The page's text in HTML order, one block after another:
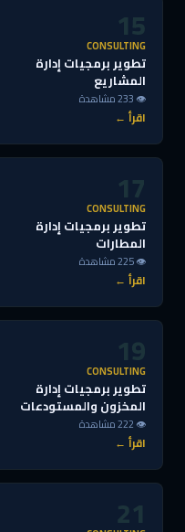
15
CONSULTING
تطوير برمجيات إدارة
المشاريع
👁 233 مشاهدة
اقرأ ←
17
CONSULTING
تطوير برمجيات إدارة
المطارات
👁 225 مشاهدة
اقرأ ←
19
CONSULTING
تطوير برمجيات إدارة
المخزون والمستودعات
👁 222 مشاهدة
اقرأ ←
21